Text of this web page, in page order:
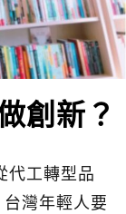
創新？
代工轉型品
灣年輕人要